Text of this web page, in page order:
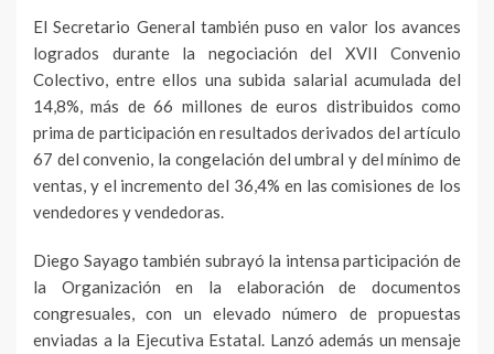
El Secretario General también puso en valor los avances
logrados durante la negociación del XVII Convenio
Colectivo, entre ellos una subida salarial acumulada del
14,8%, más de 66 millones de euros distribuidos como
prima de participación en resultados derivados del artículo
67 del convenio, la congelación del umbral y del mínimo de
ventas, y el incremento del 36,4% en las comisiones de los
vendedores y vendedoras.
Diego Sayago también subrayó la intensa participación de
la Organización en la elaboración de documentos
congresuales, con un elevado número de propuestas
enviadas a la Ejecutiva Estatal. Lanzó además un mensaje